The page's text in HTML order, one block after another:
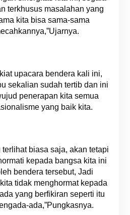
terkhusus masalahan yang
kita bisa sama-sama
upacara bendera kali ini,
sekalian sudah tertib dan ini
penerapan kita semua
yang baik kita.
terlihat biasa saja, akan tetapi
kepada bangsa kita ini
bendera tersebut, Jadi
tidak menghormat kepada
yang berfikiran seperti itu
ada,”Pungkasnya.